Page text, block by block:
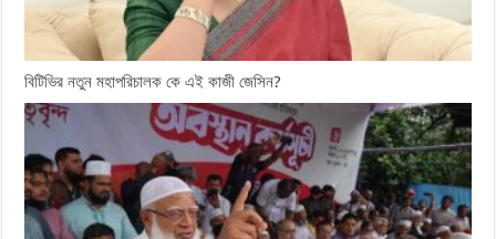
বিটিভির নতুন মহাপরিচালক কে এই কাজী জেসিন?